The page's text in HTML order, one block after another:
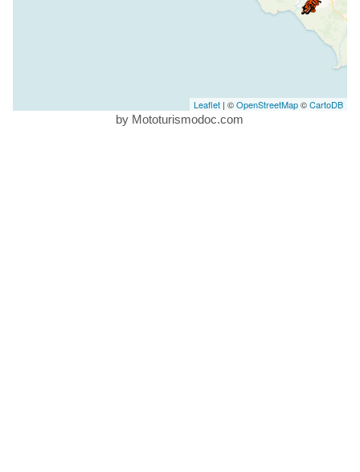
Leaflet | ©OpenStreetMap©CartoDB
by Mototurismodoc.com